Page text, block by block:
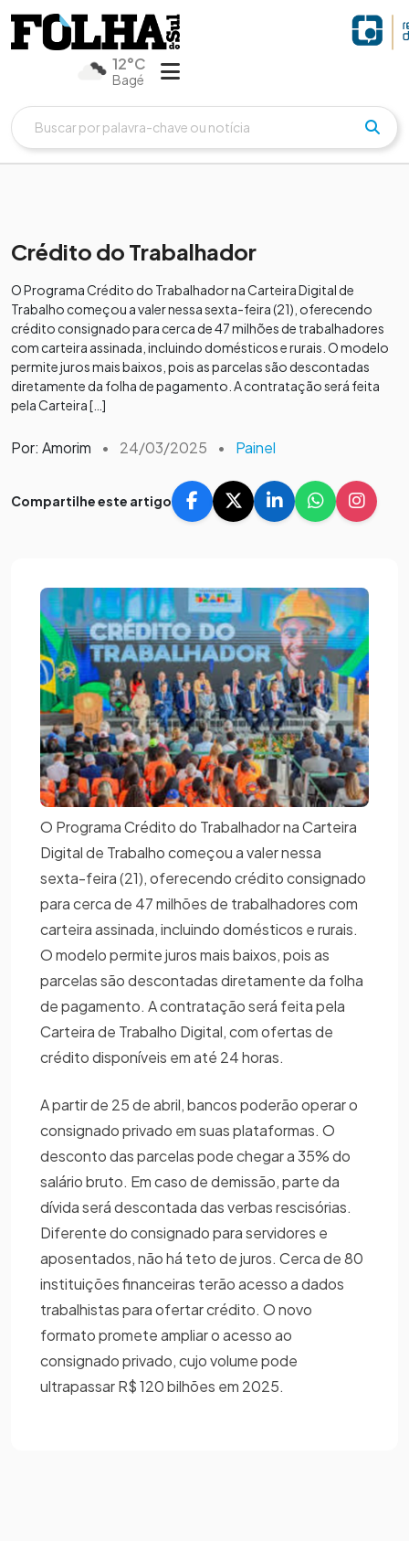
12°C
Bagé
Crédito do Trabalhador
O Programa Crédito do Trabalhador na Carteira Digital de
Trabalho começou a valer nessa sexta-feira (21), oferecendo
crédito consignado para cerca de 47 milhões de trabalhadores
com carteira assinada, incluindo domésticos e rurais. O modelo
permite juros mais baixos, pois as parcelas são descontadas
diretamente da folha de pagamento. A contratação será feita
pela Carteira […]
Por: Amorim • 24/03/2025 • Painel
Compartilhe este artigo
O Programa Crédito do Trabalhador na Carteira
Digital de Trabalho começou a valer nessa
sexta-feira (21), oferecendo crédito consignado
para cerca de 47 milhões de trabalhadores com
carteira assinada, incluindo domésticos e rurais.
O modelo permite juros mais baixos, pois as
parcelas são descontadas diretamente da folha
de pagamento. A contratação será feita pela
Carteira de Trabalho Digital, com ofertas de
crédito disponíveis em até 24 horas.
A partir de 25 de abril, bancos poderão operar o
consignado privado em suas plataformas. O
desconto das parcelas pode chegar a 35% do
salário bruto. Em caso de demissão, parte da
dívida será descontada das verbas rescisórias.
Diferente do consignado para servidores e
aposentados, não há teto de juros. Cerca de 80
instituições financeiras terão acesso a dados
trabalhistas para ofertar crédito. O novo
formato promete ampliar o acesso ao
consignado privado, cujo volume pode
ultrapassar R$ 120 bilhões em 2025.